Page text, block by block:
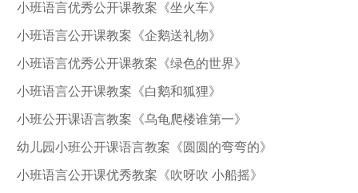
小班语言优秀公开课教案《坐火车》
小班语言公开课教案《企鹅送礼物》
小班语言优秀公开课教案《绿色的世界》
小班语言公开课教案《白鹅和狐狸》
小班公开课语言教案《乌龟爬楼谁第一》
幼儿园小班公开课语言教案《圆圆的弯弯的》
小班语言公开课优秀教案《吹呀吹 小船摇》